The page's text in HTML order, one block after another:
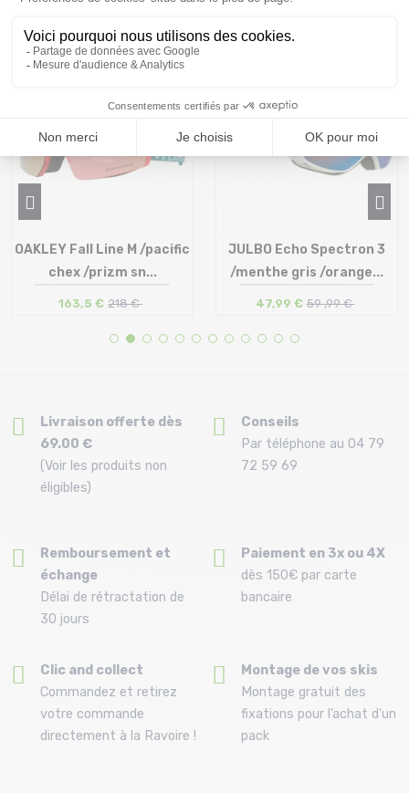
25 %
Taille en stock
OAKLEY Fall Line M /pacific
chex /prizm sn...
163,5 € 218 €
Taille en stock
JULBO Echo Spectron 3
/menthe gris /orange...
47,99 € 59 ,99 €
Livraison offerte dès
69.00 €
(Voir les produits non
éligibles)
Conseils
Par téléphone au 04 79
72 59 69
Remboursement et
échange
Délai de rétractation de
30 jours
Paiement en 3x ou 4X
dès 150€ par carte
bancaire
Clic and collect
Commandez et retirez
votre commande
directement à la Ravoire !
Montage de vos skis
Montage gratuit des
fixations pour l’achat d'un
pack